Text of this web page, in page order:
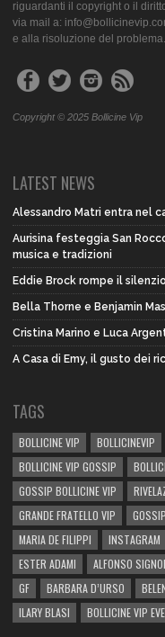
riguardanti il copyright o il
via mail a:
e alla risoluzione del problema.
Copyright © 2025 Bollicine Vip
LATEST NEWS
Alessandro Matri entra nel
Aurisina festeggia San
musica e tradizioni
Eddie Brock rompe il
Bella Thorne e Benjamin
Cristina Marino e Luca
A Casa di Emy, il gusto dei
TAGS
BOLLICINE VIP BOLLICINEVIP
BOLLICINE VIP GOSSIP
GOSSIP BOLLICINE VIP
GRANDE FRATELLO VIP
GOSSIP
MARIA DE FILIPPI
INSTAGRAM
ESTER ADAMI
ALFONSO
GF
BARBARA D’URSO
ILARY BLASI
BOLLICINE VIP